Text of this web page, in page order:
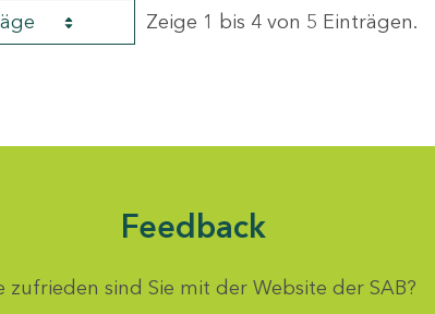
Zeige 1 bis 4 von 5 Einträgen.
Feedback
zufrieden sind Sie mit der Website der SAB?